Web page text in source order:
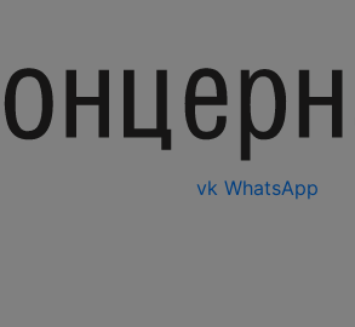
vk WhatsApp